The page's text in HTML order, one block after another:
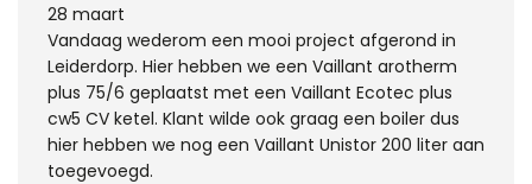
28 maart
Vandaag wederom een mooi project afgerond in
Leiderdorp. Hier hebben we een Vaillant arotherm
plus 75/6 geplaatst met een Vaillant Ecotec plus
cw5 CV ketel. Klant wilde ook graag een boiler dus
hier hebben we nog een Vaillant Unistor 200 liter aan
toegevoegd.